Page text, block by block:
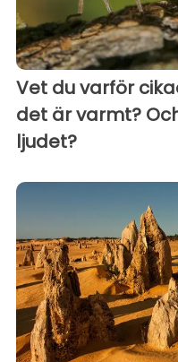
Vet du varför
det är varmt?
ljudet?